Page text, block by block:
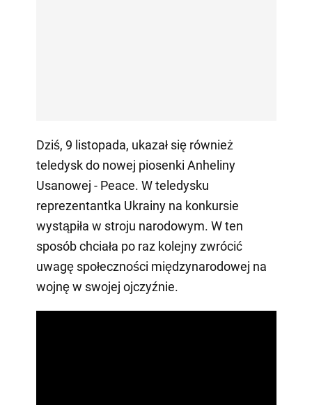
Dziś, 9 listopada, ukazał się również
teledysk do nowej piosenki Anheliny
Usanowej - Peace. W teledysku
reprezentantka Ukrainy na konkursie
wystąpiła w stroju narodowym. W ten
sposób chciała po raz kolejny zwrócić
uwagę społeczności międzynarodowej na
wojnę w swojej ojczyźnie.